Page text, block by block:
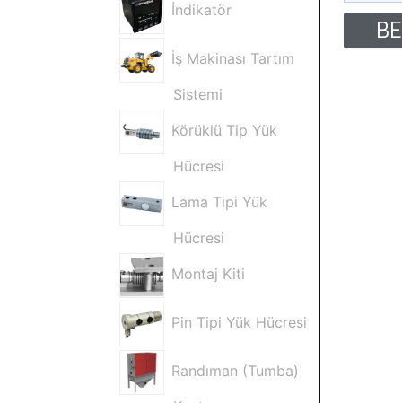
İndikatör
İş Makinası Tartım
Sistemi
Körüklü Tip Yük
Hücresi
Lama Tipi Yük
Hücresi
Montaj Kiti
Pin Tipi Yük Hücresi
Randıman (Tumba)